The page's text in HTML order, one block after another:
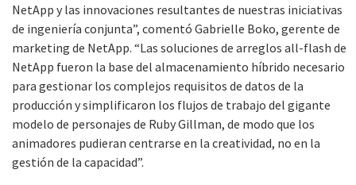
NetApp y las innovaciones resultantes de nuestras iniciativas
de ingeniería conjunta”, comentó Gabrielle Boko, gerente de
marketing de NetApp. “Las soluciones de arreglos all-flash de
NetApp fueron la base del almacenamiento híbrido necesario
para gestionar los complejos requisitos de datos de la
producción y simplificaron los flujos de trabajo del gigante
modelo de personajes de Ruby Gillman, de modo que los
animadores pudieran centrarse en la creatividad, no en la
gestión de la capacidad”.